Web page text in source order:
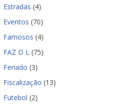
Estradas (4)
Eventos (70)
Famosos (4)
FAZ O L (75)
Feriado (3)
Fiscalização (13)
Futebol (2)